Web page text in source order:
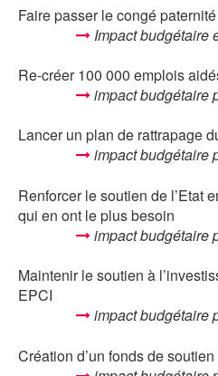
Faire passer le congé
Impact budgétaire
Re-créer 100 000 emplois
impact budgétaire
Lancer un plan de rattrapage
impact budgétaire
Renforcer le soutien de l’Etat
qui en ont le plus besoin
impact budgétaire
Maintenir le soutien à
EPCI
impact budgétaire
Création d’un fonds de